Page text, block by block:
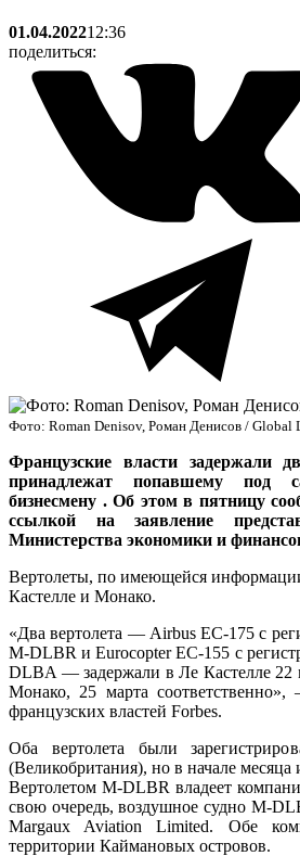
01.04.202212:36
поделиться:
Фото: Roman Denisov, Роман Денисов / Global
Французские власти задержали
принадлежат попавшему под
бизнесмену . Об этом в пятницу
ссылкой на заявление
Министерства экономики и
Вертолеты, по имеющейся
Кастелле и Монако.
«Два вертолета — Airbus EC-175 с
M-DLBR и Eurocopter EC-155 с
DLBA — задержали в Ле Кастелле 22
Монако, 25 марта
французских властей Forbes.
Оба вертолета были
(Великобритания), но в начале месяца
Вертолетом M-DLBR владеет
свою очередь, воздушное судно M-
Margaux Aviation Limited. Обе
территории Каймановых островов.